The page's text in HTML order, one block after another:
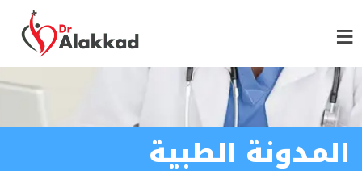
المدونة الطبية